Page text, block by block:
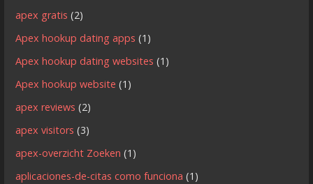
apex gratis (2)
Apex hookup dating apps (1)
Apex hookup dating websites (1)
Apex hookup website (1)
apex reviews (2)
apex visitors (3)
apex-overzicht Zoeken (1)
aplicaciones-de-citas como funciona (1)